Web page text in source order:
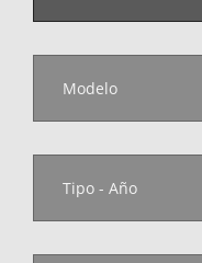
Modelo
Tipo - Año